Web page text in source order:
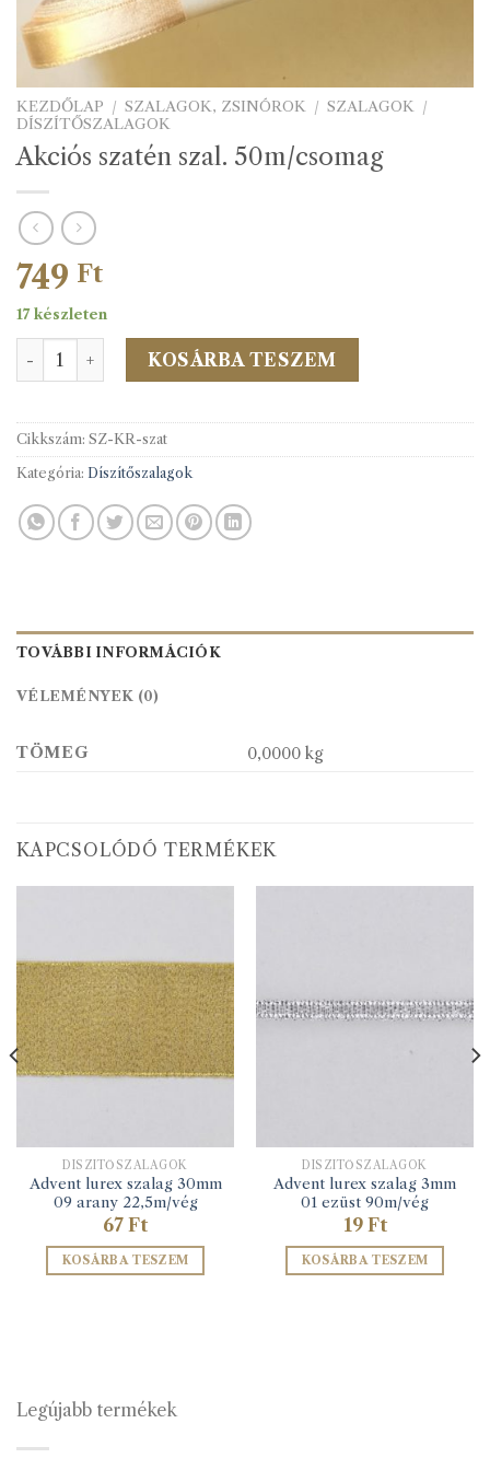
KEZDŐLAP / SZALAGOK, ZSINÓROK / SZALAGOK /
DÍSZÍTŐSZALAGOK
Akciós szatén szal. 50m/csomag
749 Ft
17 készleten
Akciós szatén szal. 50m/csomag mennyiség
KOSÁRBA TESZEM
Cikkszám: SZ-KR-szat
Kategória: Díszítőszalagok
TOVÁBBI INFORMÁCIÓK
VÉLEMÉNYEK (0)
TÖMEG 0,0000 kg
KAPCSOLÓDÓ TERMÉKEK
DÍSZÍTŐSZALAGOK
Advent lurex szalag 30mm
09 arany 22,5m/vég
67 Ft
KOSÁRBA TESZEM
DÍSZÍTŐSZALAGOK
Advent lurex szalag 3mm
01 ezüst 90m/vég
19 Ft
KOSÁRBA TESZEM
Legújabb termékek